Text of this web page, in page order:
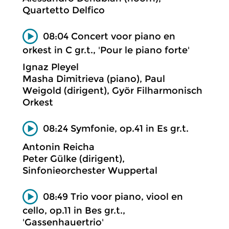
Quartetto Delfico
08:04 Concert voor piano en
orkest in C gr.t., 'Pour le piano forte'
Ignaz Pleyel
Masha Dimitrieva (piano), Paul
Weigold (dirigent), Györ Filharmonisch
Orkest
08:24 Symfonie, op.41 in Es gr.t.
Antonin Reicha
Peter Gülke (dirigent),
Sinfonieorchester Wuppertal
08:49 Trio voor piano, viool en
cello, op.11 in Bes gr.t.,
'Gassenhauertrio'